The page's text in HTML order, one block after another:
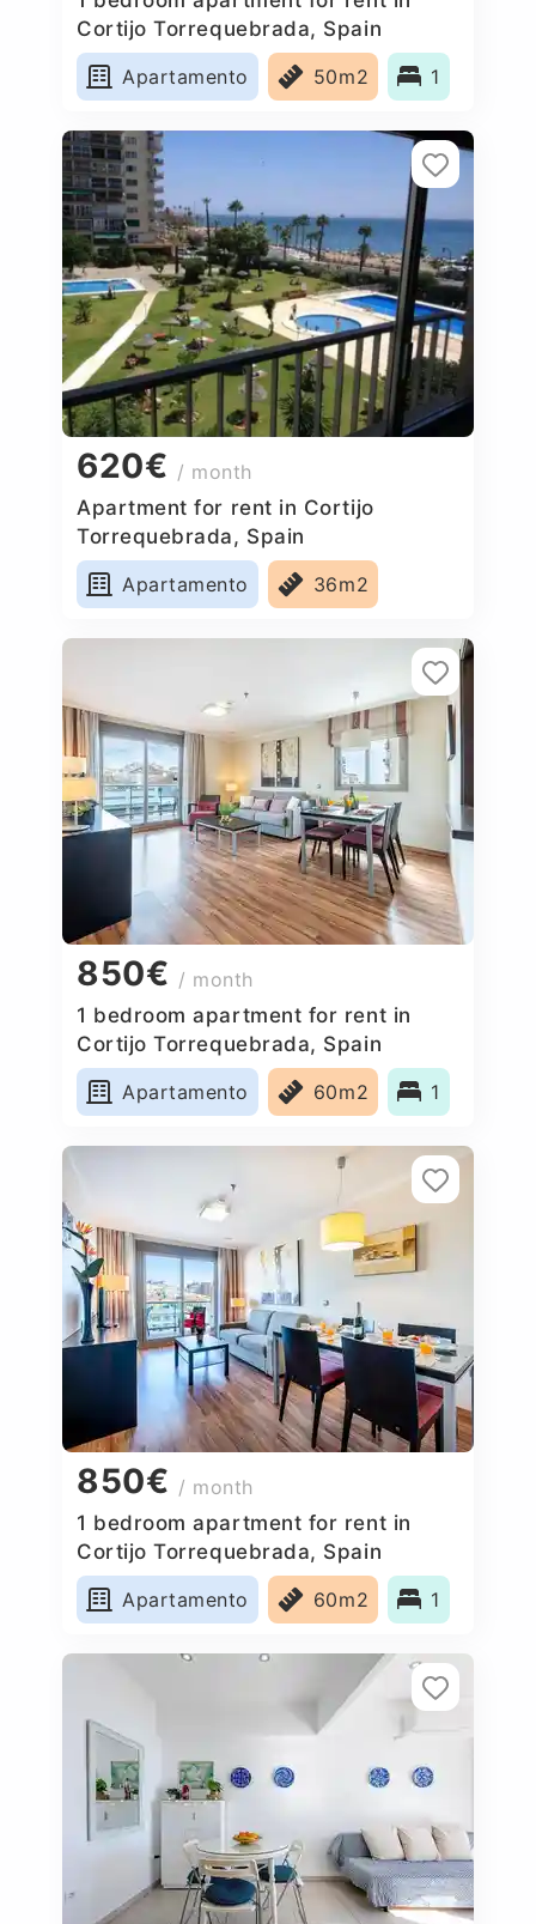
Cortijo Torrequebrada, Spain
Apartamento
50m2 1
620€ / month
Apartment for rent in Cortijo
Torrequebrada, Spain
Apartamento
36m2
850€ / month
1 bedroom apartment for rent in
Cortijo Torrequebrada, Spain
Apartamento
60m2 1
850€ / month
1 bedroom apartment for rent in
Cortijo Torrequebrada, Spain
Apartamento
60m2 1